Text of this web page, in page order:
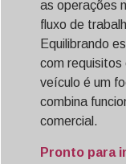
as operações
fluxo de
Equilibrando
com
veículo é um
combina
comercial.
Pronto para